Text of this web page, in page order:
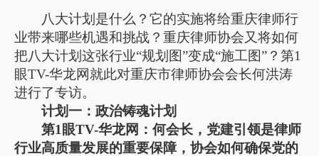
八大计划是什么？它的实施将给重庆律师行
业带来哪些机遇和挑战？重庆律师协会又将如何
把八大计划这张行业“规划图”变成“施工图”？第1
眼TV-华龙网就此对重庆市律师协会会长何洪涛
进行了专访。
计划一：政治铸魂计划
第1眼TV-华龙网：何会长，党建引领是律师
行业高质量发展的重要保障，协会如何确保党的